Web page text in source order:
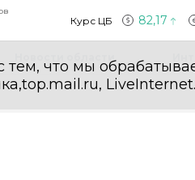
Курс ЦБ 82,17
тем, что мы
LiveInternet.